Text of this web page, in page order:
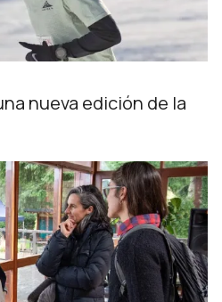
nueva edición de la